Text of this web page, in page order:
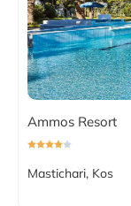
Ammos Resort
Mastichari, Kos